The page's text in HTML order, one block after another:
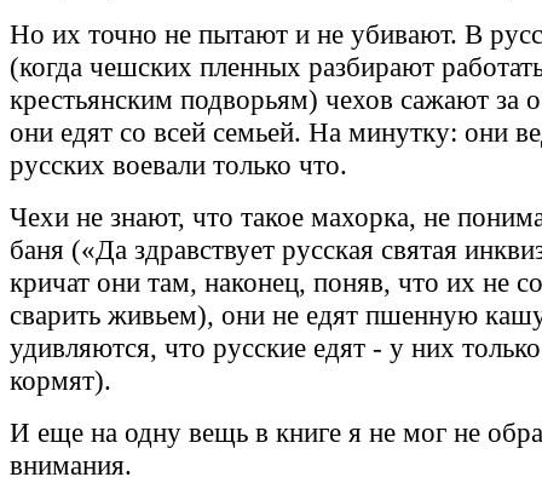
Но их точно не пытают и не убивают. В
(когда чешских пленных разбирают
крестьянским подворьям) чехов сажают за
они едят со всей семьей. На минутку: они
русских воевали только что.
Чехи не знают, что такое махорка, не
баня («Да здравствует русская святая
кричат они там, наконец, поняв, что их не
сварить живьем), они не едят пшенную
удивляются, что русские едят - у них
кормят).
И еще на одну вещь в книге я не мог не
внимания.